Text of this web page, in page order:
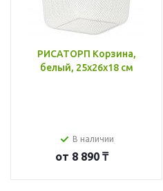
РИСАТОРП Корзина,
белый, 25x26x18 см
В наличии
от 8 890 ₸